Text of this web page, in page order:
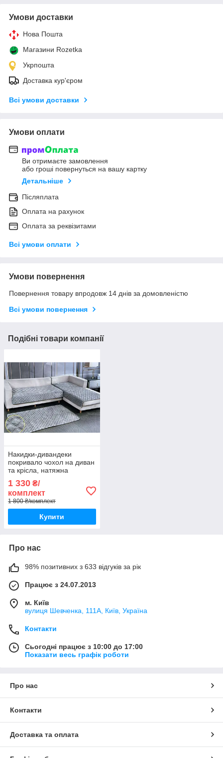
Умови доставки
Нова Пошта
Магазини Rozetka
Укрпошта
Доставка кур'єром
Всі умови доставки
Умови оплати
Ви отримаєте замовлення
або гроші повернуться на вашу картку
Детальніше
Післяплата
Оплата на рахунок
Оплата за реквізитами
Всі умови оплати
Умови повернення
Повернення товару впродовж 14 днів за домовленістю
Всі умови повернення
Подібні товари компанії
Накидки-дивандеки
покривало чохол на диван
та крісла, натяжна
полотна.
1 330 ₴/
комплект
1 800 ₴/комплект
Купити
Про нас
98% позитивних з 633 відгуків за рік
Працює з 24.07.2013
м. Київ
вулиця Шевченка, 111A, Київ, Україна
Контакти
Сьогодні працює з 10:00 до 17:00
Показати весь графік роботи
Про нас
Контакти
Доставка та оплата